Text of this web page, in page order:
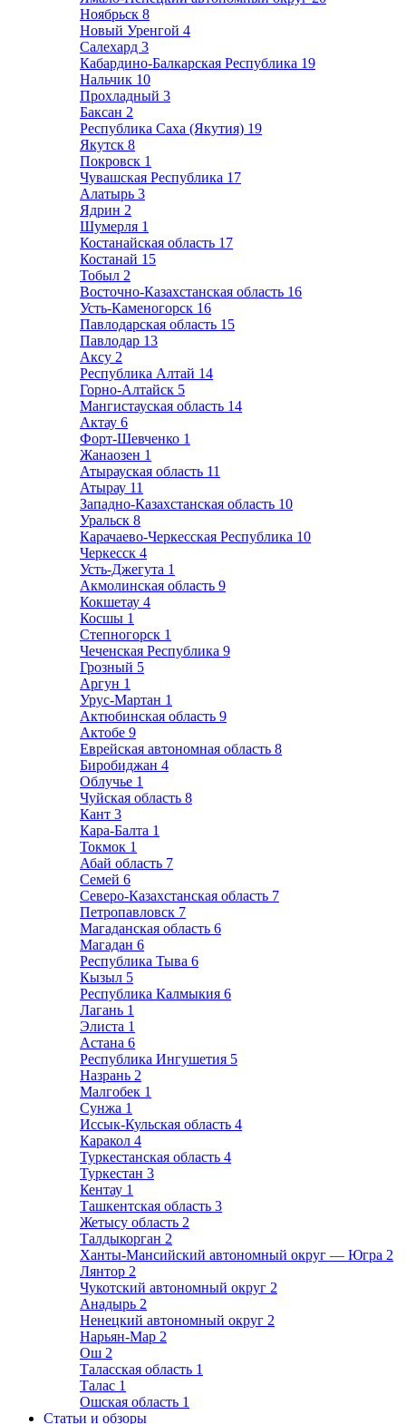
Ноябрьск 8
Новый Уренгой 4
Салехард 3
Кабардино-Балкарская Республика 19
Нальчик 10
Прохладный 3
Баксан 2
Республика Саха (Якутия) 19
Якутск 8
Покровск 1
Чувашская Республика 17
Алатырь 3
Ядрин 2
Шумерля 1
Костанайская область 17
Костанай 15
Тобыл 2
Восточно-Казахстанская область 16
Усть-Каменогорск 16
Павлодарская область 15
Павлодар 13
Аксу 2
Республика Алтай 14
Горно-Алтайск 5
Мангистауская область 14
Актау 6
Форт-Шевченко 1
Жанаозен 1
Атырауская область 11
Атырау 11
Западно-Казахстанская область 10
Уральск 8
Карачаево-Черкесская Республика 10
Черкесск 4
Усть-Джегута 1
Акмолинская область 9
Кокшетау 4
Косшы 1
Степногорск 1
Чеченская Республика 9
Грозный 5
Аргун 1
Урус-Мартан 1
Актюбинская область 9
Актобе 9
Еврейская автономная область 8
Биробиджан 4
Облучье 1
Чуйская область 8
Кант 3
Кара-Балта 1
Токмок 1
Абай область 7
Семей 6
Северо-Казахстанская область 7
Петропавловск 7
Магаданская область 6
Магадан 6
Республика Тыва 6
Кызыл 5
Республика Калмыкия 6
Лагань 1
Элиста 1
Астана 6
Республика Ингушетия 5
Назрань 2
Малгобек 1
Сунжа 1
Иссык-Кульская область 4
Каракол 4
Туркестанская область 4
Туркестан 3
Кентау 1
Ташкентская область 3
Жетысу область 2
Талдыкорган 2
Ханты-Мансийский автономный округ — Югра 2
Лянтор 2
Чукотский автономный округ 2
Анадырь 2
Ненецкий автономный округ 2
Нарьян-Мар 2
Ош 2
Таласская область 1
Талас 1
Ошская область 1
Статьи и обзоры